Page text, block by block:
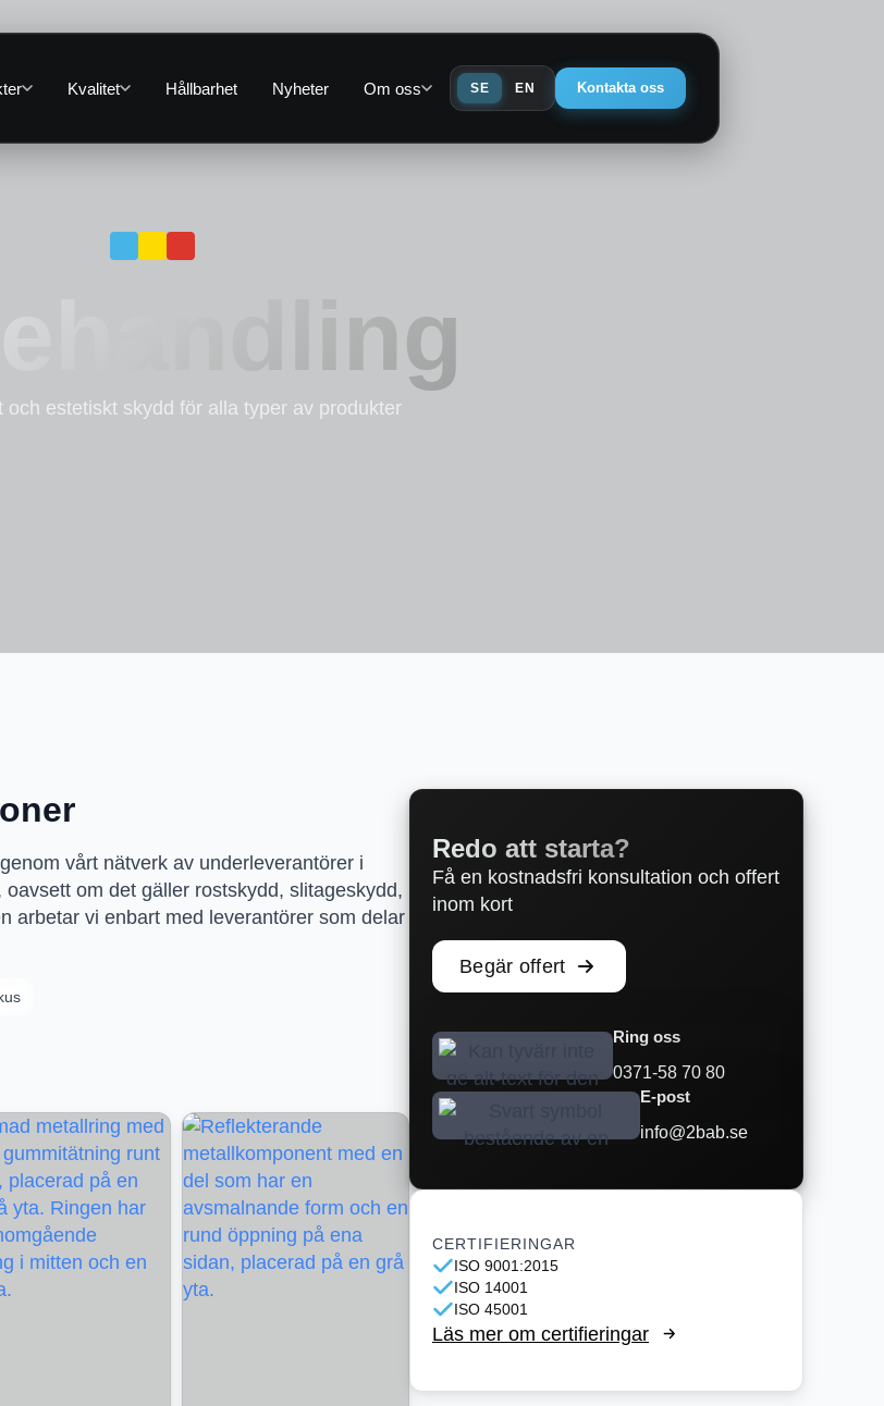
Kvalitet Hållbarhet Nyheter Om oss SE EN Kontakta oss
och estetiskt skydd för alla typer av produkter
vårt nätverk av underleverantörer i
om det gäller rostskydd, slitageskydd,
arbetar vi enbart med leverantörer som delar
Redo att starta?
Få en kostnadsfri konsultation och offert
inom kort
Begär offert
Ring oss
0371-58 70 80
E-post
info@2bab.se
CERTIFIERINGAR
ISO 9001:2015
ISO 14001
ISO 45001
Läs mer om certifieringar